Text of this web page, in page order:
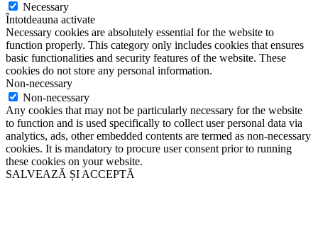
Necessary
Întotdeauna activate
Necessary cookies are absolutely essential for the website to
function properly. This category only includes cookies that ensures
basic functionalities and security features of the website. These
cookies do not store any personal information.
Non-necessary
Non-necessary
Any cookies that may not be particularly necessary for the website
to function and is used specifically to collect user personal data via
analytics, ads, other embedded contents are termed as non-necessary
cookies. It is mandatory to procure user consent prior to running
these cookies on your website.
SALVEAZĂ ȘI ACCEPTĂ